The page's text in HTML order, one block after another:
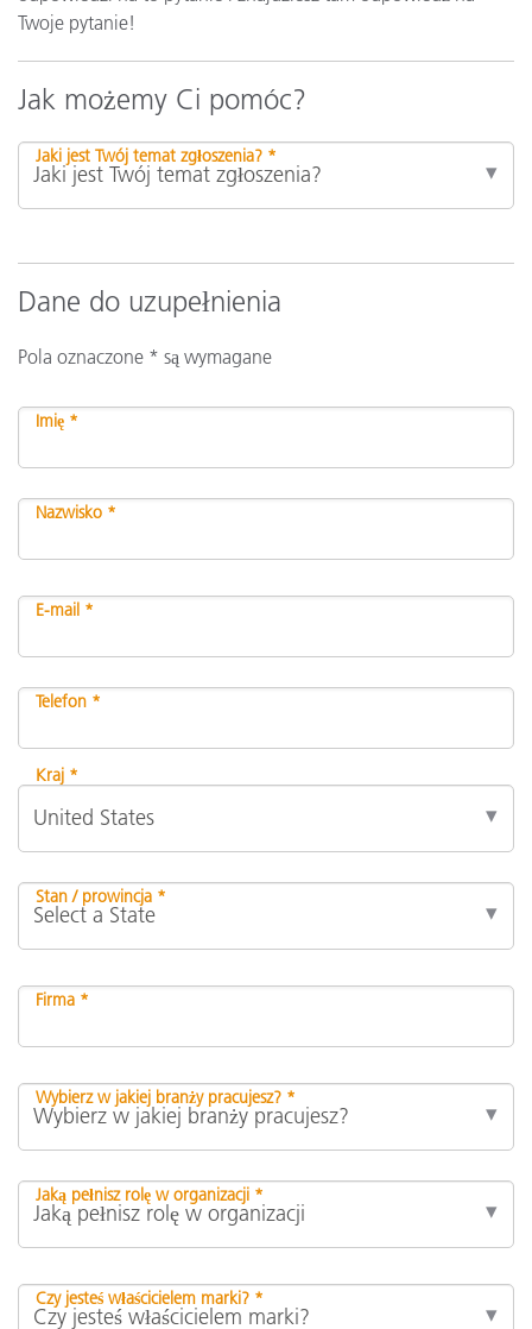
Twoje pytanie!
Jak możemy Ci pomóc?
Jaki jest Twój temat zgłoszenia? *
Dane do uzupełnienia
Pola oznaczone * są wymagane
Imię *
Nazwisko *
E-mail *
Telefon *
Kraj *
Stan / prowincja *
Firma *
Wybierz w jakiej branży pracujesz? *
Jaką pełnisz rolę w organizacji *
Czy jesteś właścicielem marki? *